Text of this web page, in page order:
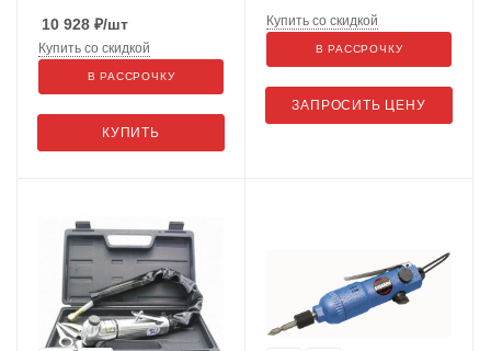
10 928 ₽/шт
КУПИТЬ
Купить со скидкой
В РАССРОЧКУ
ЗАПРОСИТЬ ЦЕНУ
Купить со скидкой
В РАССРОЧКУ